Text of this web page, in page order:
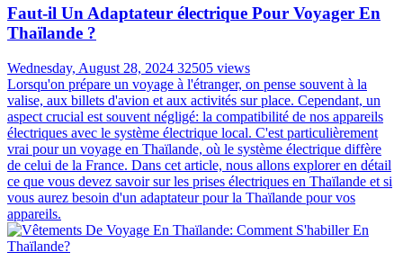
Faut-il Un Adaptateur électrique Pour Voyager En
Thaïlande ?
Wednesday, August 28, 2024 32505 views
Lorsqu'on prépare un voyage à l'étranger, on pense souvent à la
valise, aux billets d'avion et aux activités sur place. Cependant, un
aspect crucial est souvent négligé: la compatibilité de nos appareils
électriques avec le système électrique local. C'est particulièrement
vrai pour un voyage en Thaïlande, où le système électrique diffère
de celui de la France. Dans cet article, nous allons explorer en détail
ce que vous devez savoir sur les prises électriques en Thaïlande et si
vous aurez besoin d'un adaptateur pour la Thaïlande pour vos
appareils.